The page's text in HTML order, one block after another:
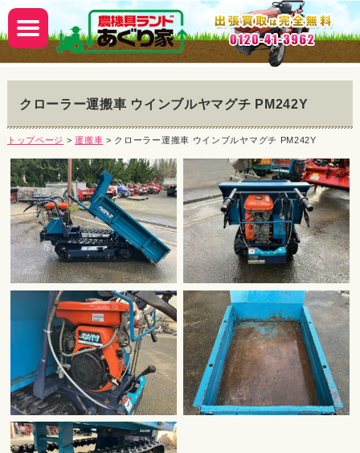
クローラー運搬車 ウインブルヤマグチ PM242Y
トップページ >運搬車 > クローラー運搬車 ウインブルヤマグチ PM242Y